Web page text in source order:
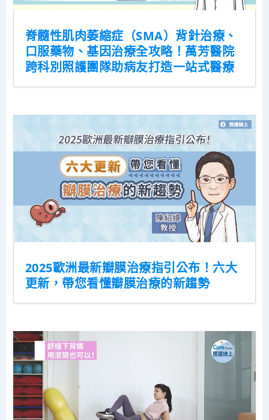
脊髓性肌肉萎縮症（SMA）背針治療、
口服藥物、基因治療全攻略！萬芳醫院
跨科別照護團隊助病友打造一站式醫療
2025歐洲最新瓣膜治療指引公布！六大
更新，帶您看懂瓣膜治療的新趨勢